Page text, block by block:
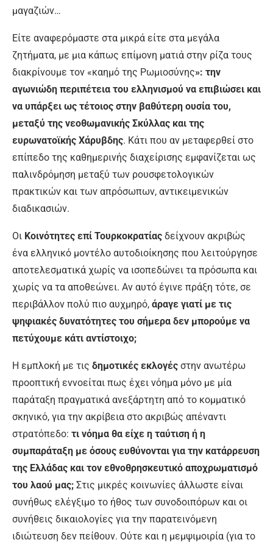
μαγαζιών…
Είτε αναφερόμαστε στα μικρά είτε στα μεγάλα
ζητήματα, με μια κάπως επίμονη ματιά στην ρίζα τους
διακρίνουμε τον «καημό της Ρωμιοσύνης»: την
αγωνιώδη περιπέτεια του ελληνισμού να επιβιώσει και
να υπάρξει ως τέτοιος στην βαθύτερη ουσία του,
μεταξύ της νεοθωμανικής Σκύλλας και της
ευρωνατοϊκής Χάρυβδης. Κάτι που αν μεταφερθεί στο
επίπεδο της καθημερινής διαχείρισης εμφανίζεται ως
παλινδρόμηση μεταξύ των ρουσφετολογικών
πρακτικών και των απρόσωπων, αντικειμενικών
διαδικασιών.
Οι Κοινότητες επί Τουρκοκρατίας δείχνουν ακριβώς
ένα ελληνικό μοντέλο αυτοδιοίκησης που λειτούργησε
αποτελεσματικά χωρίς να ισοπεδώνει τα πρόσωπα και
χωρίς να τα αποθεώνει. Αν αυτό έγινε πράξη τότε, σε
περιβάλλον πολύ πιο αυχμηρό, άραγε γιατί με τις
ψηφιακές δυνατότητες του σήμερα δεν μπορούμε να
πετύχουμε κάτι αντίστοιχο;
Η εμπλοκή με τις δημοτικές εκλογές στην ανωτέρω
προοπτική εννοείται πως έχει νόημα μόνο με μία
παράταξη πραγματικά ανεξάρτητη από το κομματικό
σκηνικό, για την ακρίβεια στο ακριβώς απέναντι
στρατόπεδο: τι νόημα θα είχε η ταύτιση ή η
συμπαράταξη με όσους ευθύνονται για την κατάρρευση
της Ελλάδας και τον εθνοθρησκευτικό αποχρωματισμό
του λαού μας; Στις μικρές κοινωνίες άλλωστε είναι
συνήθως ελέγξιμο το ήθος των συνοδοιπόρων και οι
συνήθεις δικαιολογίες για την παρατεινόμενη
ιδιώτευση δεν πείθουν. Ούτε και η μεμψιμοιρία (για το